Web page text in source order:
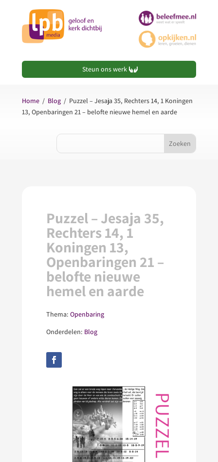
Steun ons werk
Home/ Blog/ Puzzel – Jesaja 35, Rechters 14, 1 Koningen
13, Openbaringen 21 – belofte nieuwe hemel en aarde
Puzzel – Jesaja 35,
Rechters 14, 1
Koningen 13,
Openbaringen 21 –
belofte nieuwe
hemel en aarde
Thema: Openbaring
Onderdelen: Blog